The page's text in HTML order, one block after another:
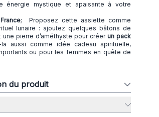
énergie mystique et apaisante à votre
; Proposez cette assiette comme
lunaire : ajoutez quelques bâtons de
pierre d’améthyste pour créer un pack
la aussi comme idée cadeau spirituelle,
ou pour les femmes en quête de
du produit